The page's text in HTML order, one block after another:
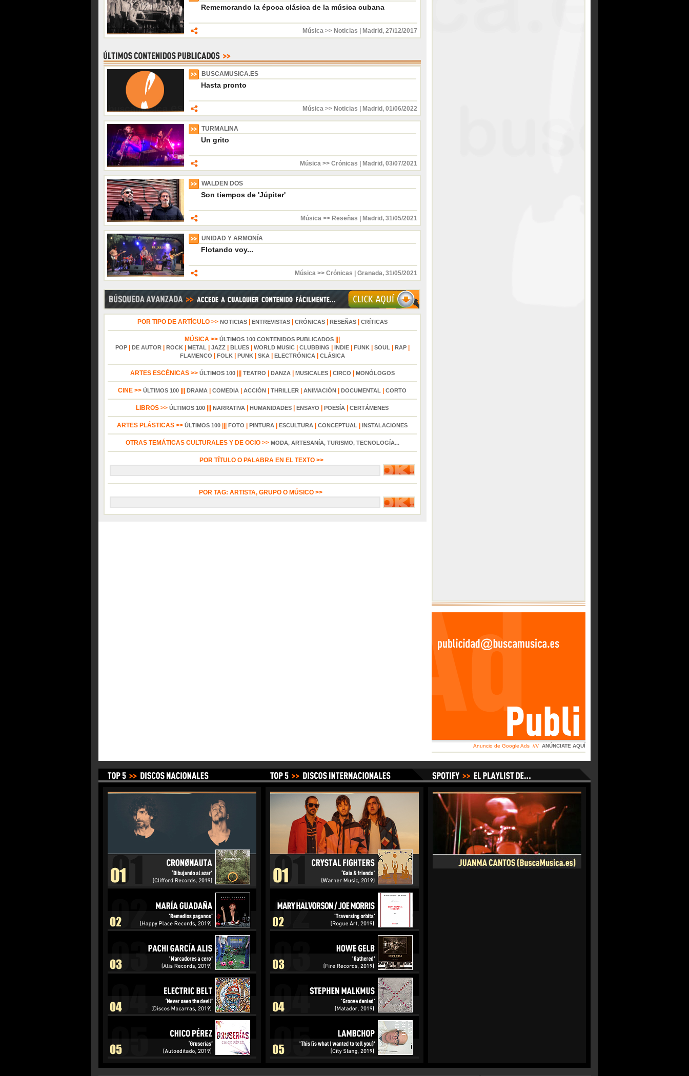
Rememorando la época clásica de la música cubana
Música >> Noticias Madrid , 27/12/2017
BUSCAMUSICA.ES
Hasta pronto
Música >> Noticias Madrid , 01/06/2022
TURMALINA
Un grito
Música >> Crónicas Madrid , 03/07/2021
WALDEN DOS
Son tiempos de 'Júpiter'
Música >> Reseñas Madrid , 31/05/2021
UNIDAD Y ARMONÍA
Flotando voy...
Música >> Crónicas Granada, 31/05/2021
POR TIPO DE ARTÍCULO >> NOTICIAS| ENTREVISTAS| CRÓNICAS| RESEÑAS| CRÍTICAS
MÚSICA >> ÚLTIMOS 100 CONTENIDOS PUBLICADOS
POP| DE AUTOR| ROCK| METAL| JAZZ| BLUES| WORLD MUSIC| CLUBBING INDIE| FUNK| SOUL| RAP|
FLAMENCO FOLK| PUNK| SKA| ELECTRÓNICA| CLÁSICA
ARTES ESCÉNICAS >> ÚLTIMOS 100||| TEATRO DANZA| MUSICALES| CIRCO MONÓLOGOS
CINE >> ÚLTIMOS 100 DRAMA COMEDIA ACCIÓN THRILLER ANIMACIÓN DOCUMENTAL CORTO
LIBROS >> ÚLTIMOS 100 NARRATIVA HUMANIDADES ENSAYO POESÍA CERTÁMENES
ARTES PLÁSTICAS >> ÚLTIMOS 100 FOTO PINTURA ESCULTURA CONCEPTUAL INSTALACIONES
OTRAS TEMÁTICAS CULTURALES Y DE OCIO >> MODA, ARTESANÍA, TURISMO, TECNOLOGÍA...
POR TÍTULO O PALABRA EN EL TEXTO >>
POR TAG: ARTISTA, GRUPO O MÚSICO >>
Anuncio de Google Ads //// ANÚNCIATE AQUÍ